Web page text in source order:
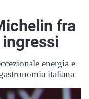
fra
energia e
italiana